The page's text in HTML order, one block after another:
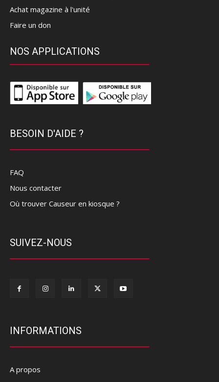
Achat magazine à l'unité
Faire un don
NOS APPLICATIONS
BESOIN D'AIDE ?
FAQ
Nous contacter
Où trouver Causeur en kiosque ?
SUIVEZ-NOUS
INFORMATIONS
A propos